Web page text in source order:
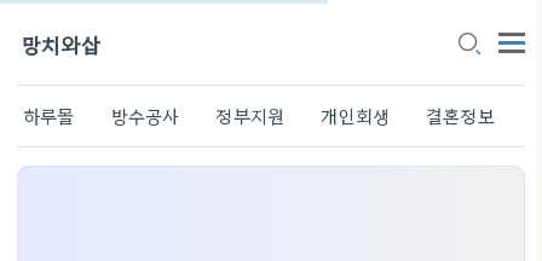
망치와삽
하루몰 방수공사 정부지원 개인회생 결혼정보